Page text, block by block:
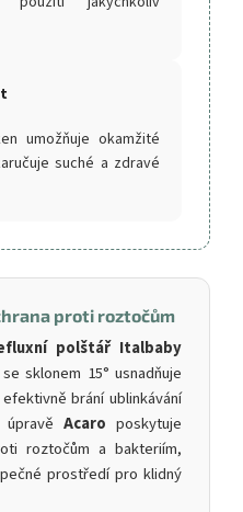
umožňuje okamžité
suché a zdravé
proti roztočům
polštář Italbaby
sklonem 15° usnadňuje
brání ublinkávání
Acaro poskytuje
roztočům a bakteriím,
prostředí pro klidný